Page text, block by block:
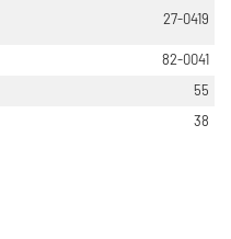
27-0419
82-0041
55
38